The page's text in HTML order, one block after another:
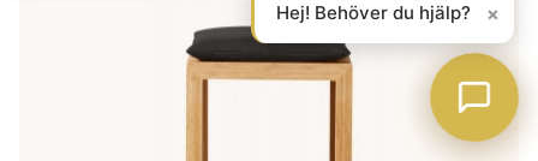
Hej! Behöver du hjälp? ×